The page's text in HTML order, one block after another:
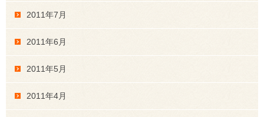
2011年7月
2011年6月
2011年5月
2011年4月